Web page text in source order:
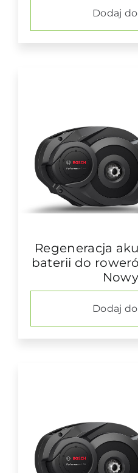
Dodaj
Regeneracja
baterii do
Dodaj